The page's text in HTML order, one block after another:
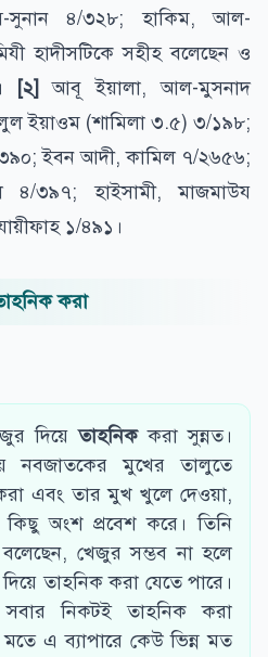
৪/৩২৮; হাকিম, আল-
হাদীসটিকে সহীহ বলেছেন ও
[২]
আবূ ইয়ালা, আল-মুসনাদ
ইয়াওম (শামিলা ৩.৫) ৩/১৯৮;
ইবন আদী, কামিল ৭/২৬৫৬;
৪/৩৯৭; হাইসামী, মাজমাউয
১/৪৯১।
করা
দিয়েতাহনিককরা সুন্নত।
নবজাতকের মুখের তালুতে
এবং তার মুখ খুলে দেওয়া,
অংশ প্রবেশ করে। তিনি
খেজুর সম্ভব না হলে
তাহনিক করা যেতে পারে।
নিকটই তাহনিক করা
মতে এ ব্যাপারে কেউ ভিন্ন মত